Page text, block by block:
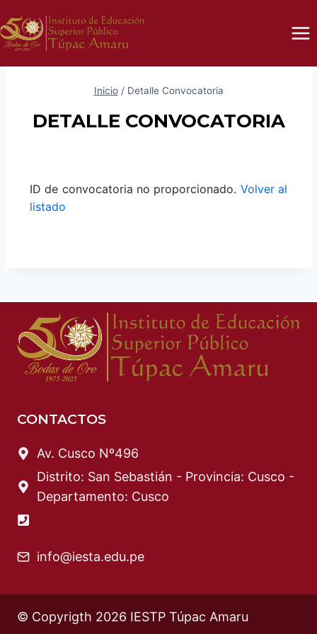
Inicio / Detalle Convocatoria
DETALLE CONVOCATORIA
ID de convocatoria no proporcionado. Volver al
listado
CONTACTOS
Av. Cusco Nº496
Distrito: San Sebastián - Provincia: Cusco -
Departamento: Cusco
info@iesta.edu.pe
© Copyrigth 2026 IESTP Túpac Amaru